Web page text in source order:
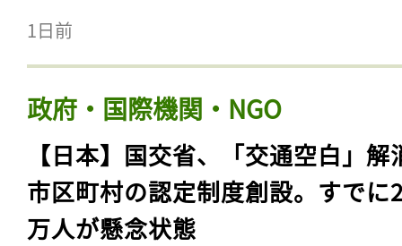
1日前
政府・国際機関・NGO
【日本】国交省、「交通空白」解
市区町村の認定制度創設。すでに
万人が懸念状態